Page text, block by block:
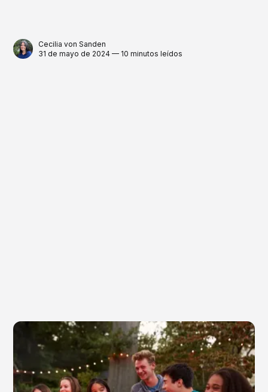
Cecilia von Sanden
31 de mayo de 2024 — 10 minutos leídos